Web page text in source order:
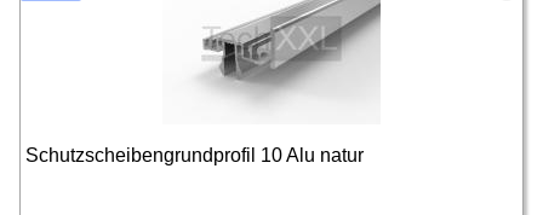
Schutzscheibengrundprofil 10 Alu natur